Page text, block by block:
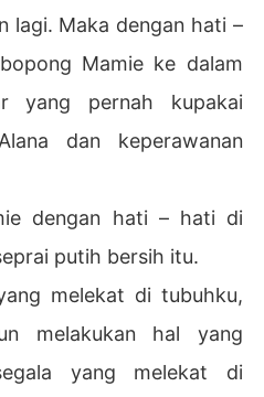
lagi. Maka dengan hati –
Mamie ke dalam
yang pernah kupakai
dan keperawanan
dengan hati – hati di
putih bersih itu.
melekat di tubuhku,
melakukan hal yang
yang melekat di